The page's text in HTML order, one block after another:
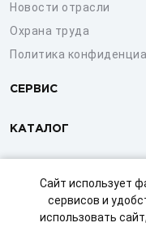
Сайт использует
сервисов и
использовать
Новости отрасли
Охрана труда
Политика
СЕРВИС
КАТАЛОГ